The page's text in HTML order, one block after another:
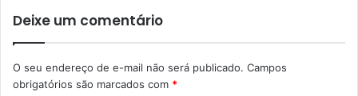
Deixe um comentário
O seu endereço de e-mail não será publicado. Campos
obrigatórios são marcados com *